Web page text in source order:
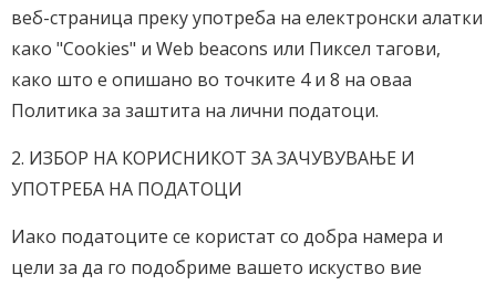
веб-страница преку употреба на електронски алатки
како "Cookies" и Web beacons или Пиксел тагови,
како што е опишано во точките 4 и 8 на оваа
Политика за заштита на лични податоци.
2. ИЗБОР НА КОРИСНИКОТ ЗА ЗАЧУВУВАЊЕ И
УПОТРЕБА НА ПОДАТОЦИ
Иако податоците се користат со добра намера и
цели за да го подобриме вашето искуство вие